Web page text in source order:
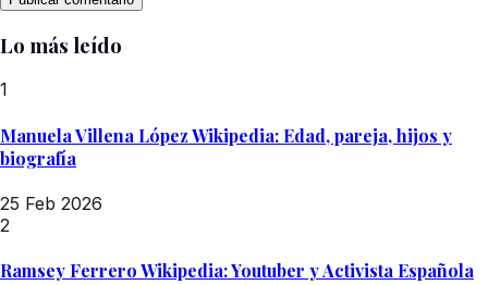
Lo más leído
1
Manuela Villena López Wikipedia: Edad, pareja, hijos y
biografía
25 Feb 2026
2
Ramsey Ferrero Wikipedia: Youtuber y Activista Española